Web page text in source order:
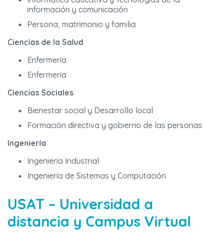
información y comunicación
Persona, matrimonio y familia
Ciencias de la Salud
Enfermería
Enfermería
Ciencias Sociales
Bienestar social y Desarrollo local
Formación directiva y gobierno de las personas
Ingeniería
Ingeniería Industrial
Ingeniería de Sistemas y Computación
USAT – Universidad a
distancia y Campus Virtual